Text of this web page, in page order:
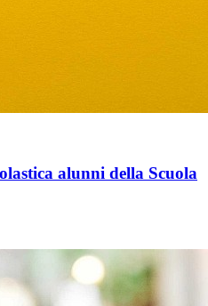
alunni della Scuola